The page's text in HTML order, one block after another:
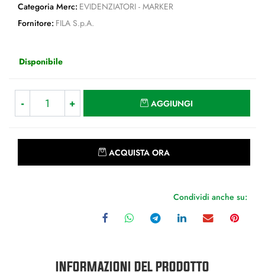
Categoria Merc: EVIDENZIATORI - MARKER
Fornitore: FILA S.p.A.
Disponibile
AGGIUNGI
ACQUISTA ORA
Condividi anche su:
INFORMAZIONI DEL PRODOTTO